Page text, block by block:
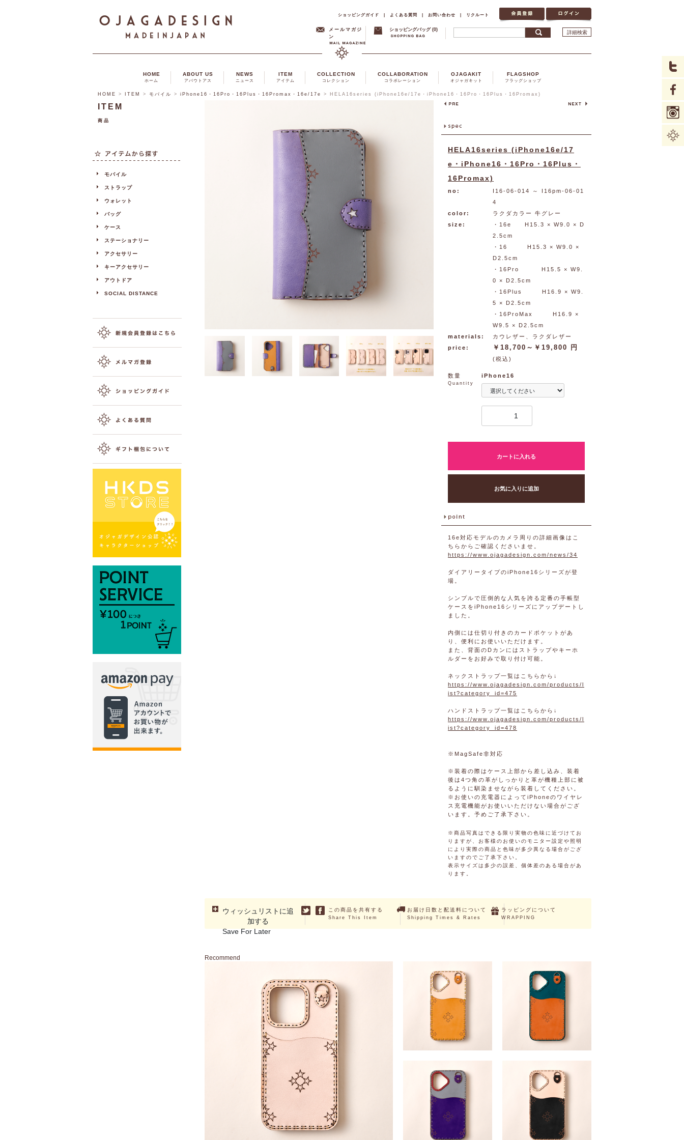
ショッピングガイド | よくある質問 | お問い合わせ | リクルート
メールマガジ
ン
ショッピングバッグ (0) 詳細検索
HOME
ホーム
ABOUT US
アバウトアス
NEWS
ニュース
ITEM
アイテム
COLLECTION
コレクション
COLLABORATION
コラボレーション
OJAGAKIT
オジャガキット
FLAGSHOP
フラッグショップ
HOME > ITEM > モバイル > iPhone16・16Pro・16Plus・16Promax・16e/17e > HELA16series (iPhone16e/17e・iPhone16・16Pro・16Plus・16Promax)
HELA16series (iPhone16e/17
e・iPhone16・16Pro・16Plus・
16Promax)
no: I16-06-014
～ I16pm-06-01
4
color:
ラクダカラー 牛グレー
size:
・16e H15.3 × W9.0 × D
2.5cm
・16 H15.3 × W9.0 ×
D2.5cm
・16Pro H15.5 × W9.
0 × D2.5cm
・16Plus H16.9 × W9.
5 × D2.5cm
・16ProMax H16.9 ×
W9.5 × D2.5cm
materials:
カウレザー、ラクダレザー
price:
￥18,700～￥19,800 円
(税込)
数量
Quantity
iPhone16
カートに入れる
お気に入りに追加
16e対応モデルのカメラ周りの詳細画像はこ
ちらからご確認くださいませ。
https://www.ojagadesign.com/news/34
ダイアリータイプのiPhone16シリーズが登
場。
シンプルで圧倒的な人気を誇る定番の手帳型
ケースをiPhone16シリーズにアップデートし
ました。
内側には仕切り付きのカードポケットがあ
り、便利にお使いいただけます。
また、背面のDカンにはストラップやキーホ
ルダーをお好みで取り付け可能。
ネックストラップ一覧はこちらから↓
https://www.ojagadesign.com/products/l
ist?category_id=475
ハンドストラップ一覧はこちらから↓
https://www.ojagadesign.com/products/l
ist?category_id=478
※MagSafe非対応
※装着の際はケース上部から差し込み、装着
後は4つ角の革がしっかりと革が機種上部に被
るように馴染ませながら装着してください。
※お使いの充電器によってiPhoneのワイヤレ
ス充電機能がお使いいただけない場合がござ
います。予めご了承下さい。
※商品写真はできる限り実物の色味に近づけてお
りますが、お客様のお使いのモニター設定や照明
により実際の商品と色味が多少異なる場合がござ
いますのでご了承下さい。
表示サイズは多少の誤差、個体差のある場合があ
ります。
ウィッシュリストに追
加する
Save For Later
この商品を共有する
Share This Item
お届け日数と配送料について
Shipping Times & Rates
ラッピングについて
WRAPPING
Recommend
iPhone16・16Pro・16Plus・
￥12,100 ～ ￥13,200 （税込）
iPhone16・16Pro・16Plus・
￥12,100 ～ ￥13,200 （税込）
ITEM
商品
モバイル
ストラップ
ウォレット
バッグ
ケース
ステーショナリー
アクセサリー
キーアクセサリー
アウトドア
SOCIAL DISTANCE